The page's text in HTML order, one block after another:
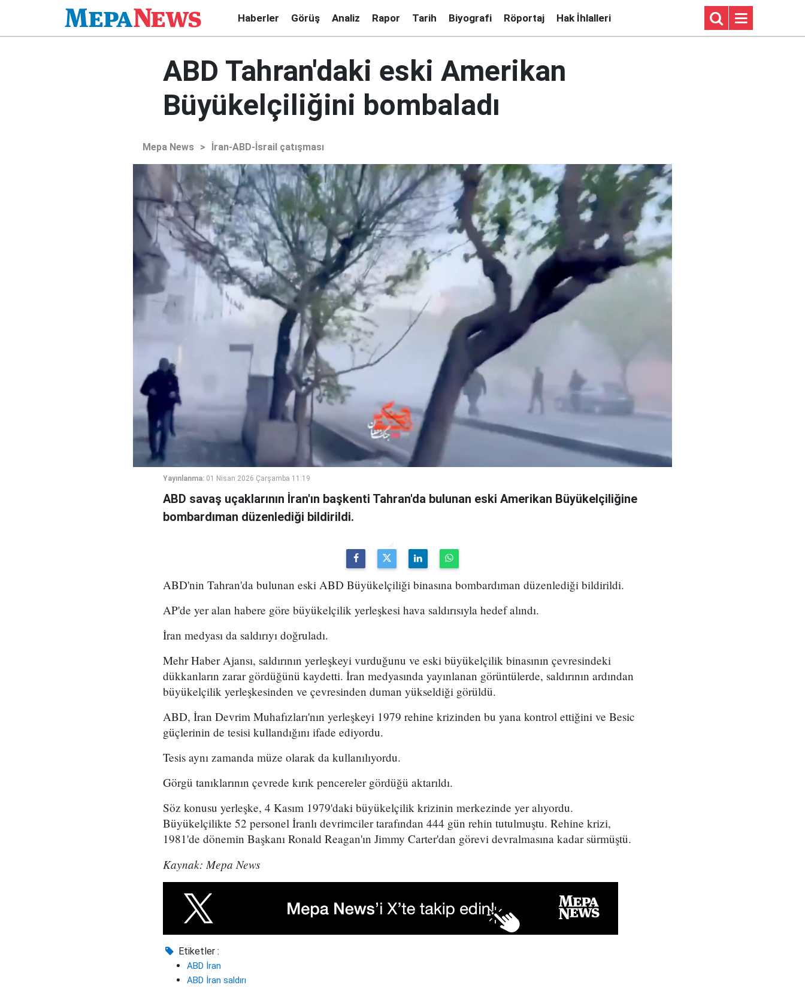
Haberler Görüş Analiz Rapor Tarih Biyografi Röportaj Hak İhlalleri
ABD Tahran'daki eski Amerikan
Büyükelçiliğini bombaladı
Mepa News > İran-ABD-İsrail çatışması
Yayınlanma: 01 Nisan 2026 Çarşamba 11:19
ABD savaş uçaklarının İran'ın başkenti Tahran'da bulunan eski Amerikan Büyükelçiliğine
bombardıman düzenlediği bildirildi.
ABD'nin Tahran'da bulunan eski ABD Büyükelçiliği binasına bombardıman düzenlediği bildirildi.
AP'de yer alan habere göre büyükelçilik yerleşkesi hava saldırısıyla hedef alındı.
İran medyası da saldırıyı doğruladı.
Mehr Haber Ajansı, saldırının yerleşkeyi vurduğunu ve eski büyükelçilik binasının çevresindeki
dükkanların zarar gördüğünü kaydetti. İran medyasında yayınlanan görüntülerde, saldırının ardından
büyükelçilik yerleşkesinden ve çevresinden duman yükseldiği görüldü.
ABD, İran Devrim Muhafızları'nın yerleşkeyi 1979 rehine krizinden bu yana kontrol ettiğini ve Besic
güçlerinin de tesisi kullandığını ifade ediyordu.
Tesis aynı zamanda müze olarak da kullanılıyordu.
Görgü tanıklarının çevrede kırık pencereler gördüğü aktarıldı.
Söz konusu yerleşke, 4 Kasım 1979'daki büyükelçilik krizinin merkezinde yer alıyordu.
Büyükelçilikte 52 personel İranlı devrimciler tarafından 444 gün rehin tutulmuştu. Rehine krizi,
1981'de dönemin Başkanı Ronald Reagan'ın Jimmy Carter'dan görevi devralmasına kadar sürmüştü.
Kaynak: Mepa News
Etiketler :
ABD İran
ABD İran saldırı